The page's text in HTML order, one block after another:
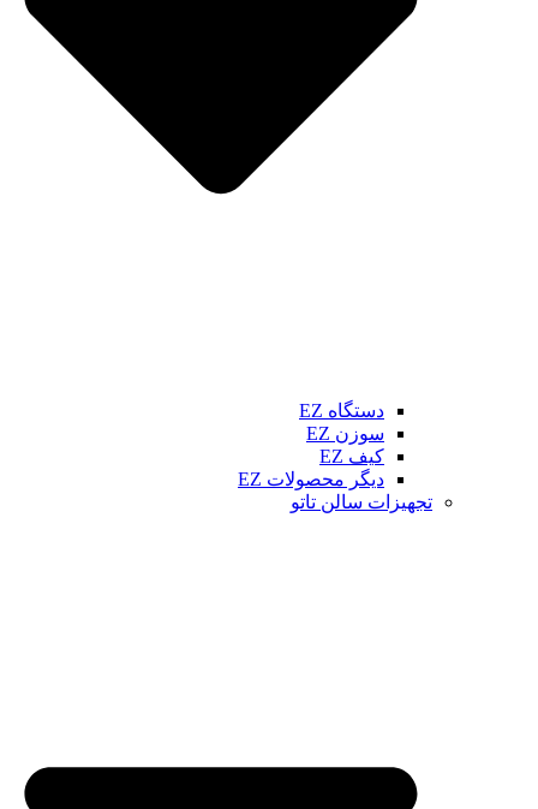
دستگاه EZ
سوزن EZ
کیف EZ
دیگر محصولات EZ
تجهیزات سالن تاتو